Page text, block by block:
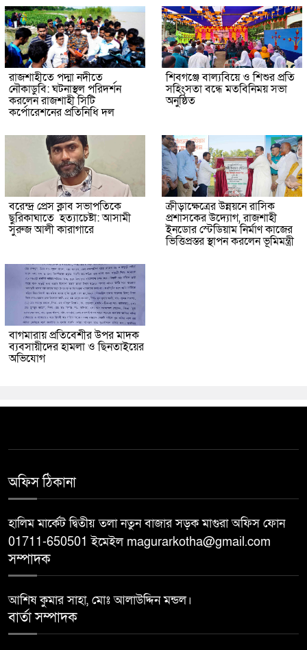
রাজশাহীতে পদ্মা নদীতে
নৌকাডুবি: ঘটনাস্থল পরিদর্শন
করলেন রাজশাহী সিটি
কর্পোরেশনের প্রতিনিধি দল
শিবগঞ্জে বাল্যবিয়ে ও শিশুর প্রতি
সহিংসতা বন্ধে মতবিনিময় সভা
অনুষ্ঠিত
বরেন্দ্র প্রেস ক্লাব সভাপতিকে
ছুরিকাঘাতে হত্যাচেষ্টা: আসামী
সুরুজ আলী কারাগারে
ক্রীড়াক্ষেত্রের উন্নয়নে রাসিক
প্রশাসকের উদ্যোগ, রাজশাহী
ইনডোর স্টেডিয়াম নির্মাণ কাজের
ভিত্তিপ্রস্তর স্থাপন করলেন ভূমিমন্ত্রী
বাগমারায় প্রতিবেশীর উপর মাদক
ব্যবসায়ীদের হামলা ও ছিনতাইয়ের
অভিযোগ
অফিস ঠিকানা
হালিম মার্কেট দ্বিতীয় তলা নতুন বাজার সড়ক মাগুরা অফিস ফোন
01711-650501 ইমেইল magurarkotha@gmail.com
সম্পাদক
আশিষ কুমার সাহা, মোঃ আলাউদ্দিন মন্ডল।
বার্তা সম্পাদক